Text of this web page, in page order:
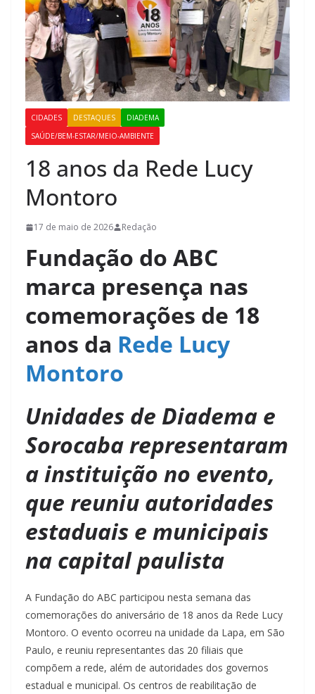
CIDADES DESTAQUES
DIADEMA
SAÚDE/BEM-ESTAR/MEIO-AMBIENTE
18 anos da Rede Lucy
Montoro
17 de maio de 2026 Redação
Fundação do ABC
marca presença nas
comemorações de 18
anos da Rede Lucy
Montoro
Unidades de Diadema e
Sorocaba representaram
a instituição no evento,
que reuniu autoridades
estaduais e municipais
na capital paulista
A Fundação do ABC participou nesta semana das
comemorações do aniversário de 18 anos da Rede Lucy
Montoro. O evento ocorreu na unidade da Lapa, em São
Paulo, e reuniu representantes das 20 filiais que
compõem a rede, além de autoridades dos governos
estadual e municipal. Os centros de reabilitação de